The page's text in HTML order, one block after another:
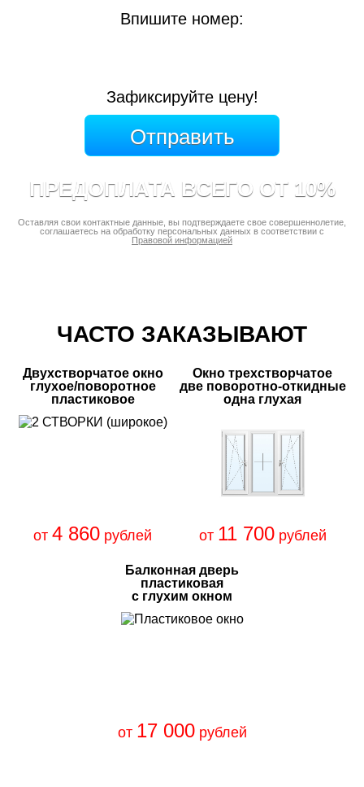
Впишите номер:
Зафиксируйте цену!
ПРЕДОПЛАТА ВСЕГО ОТ 10%
Оставляя свои контактные данные, вы подтверждаете свое совершеннолетие,
соглашаетесь на обработку персональных данных в соответствии с
Правовой информацией
ЧАСТО ЗАКАЗЫВАЮТ
Двухстворчатое окно
глухое/поворотное
пластиковое
от 4 860 рублей
Окно трехстворчатое
две поворотно-откидные
одна глухая
от 11 700рублей
Балконная дверь
пластиковая
с глухим окном
от 17 000рублей